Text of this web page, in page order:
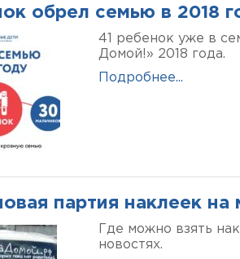
обрел семью в 2018
41 ребенок уже в
Домой!» 2018 года.
Подробнее...
партия наклеек
Где можно взять
новостях.